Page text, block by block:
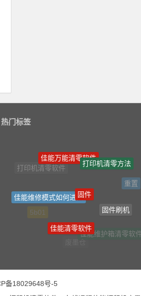
热门标签
打印机清零方法
重置
5b01
佳能维护箱清零软件
废墨仓
备18029648号-5